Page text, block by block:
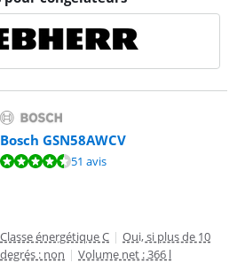
Bosch GSN58AWCV
sur 51 avis.51 avis
Classe énergétique C | Oui, si plus de 10
degrés : non | Volume net : 366 l